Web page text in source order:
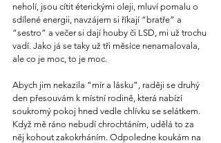
neholí, jsou cítit éterickými oleji, mluví pomalu o
sdílené energii, navzájem si říkají “bratře” a
“sestro” a večer si dají houby či LSD, mi už trochu
vadí. Jako já se taky už tři měsíce nenamalovala,
ale co je moc, to je moc.
Abych jim nekazila “mír a lásku”, raději se druhý
den přesouvám k místní rodině, která nabízí
soukromý pokoj hned vedle chlívku se selátkem.
Když mě ráno nebudí chrochtáním, udělá to za
něj kohout zakokrháním. Odpoledne koukám na